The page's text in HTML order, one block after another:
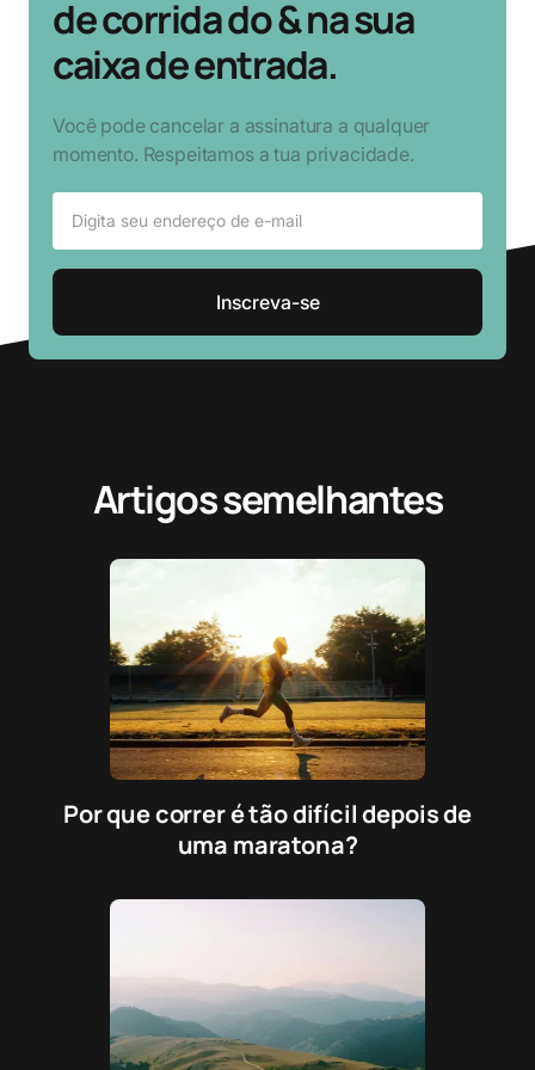
de corrida do & na sua
caixa de entrada.
Você pode cancelar a assinatura a qualquer
momento. Respeitamos a tua privacidade.
Artigos semelhantes
Por que correr é tão difícil depois de
uma maratona?